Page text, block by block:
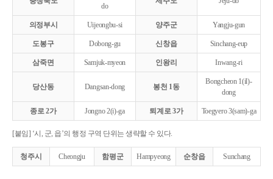
do
의정부시 Uijeongbu-si 양주군 Yangju-gun
도봉구 Dobong-gu 신창읍 Sinchang-eup
삼죽면 Samjuk-myeon 인왕리 Inwang-ri
당산동 Dangsan-dong 봉천 1동
Bongcheon 1(il)-
dong
종로 2가 Jongno 2(i)-ga 퇴계로 3가 Toegyero 3(sam)-ga
[붙임] ‘시, 군, 읍’의 행정 구역 단위는 생략할 수 있다.
청주시 Cheongju 함평군 Hampyeong 순창읍 Sunchang